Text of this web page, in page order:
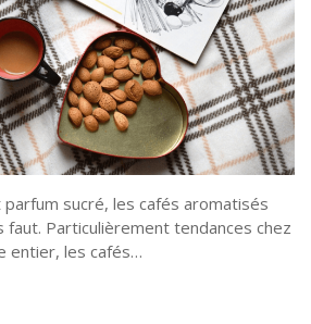
sucré, les cafés aromatisés
faut. Particulièrement tendances chez
entier, les cafés…